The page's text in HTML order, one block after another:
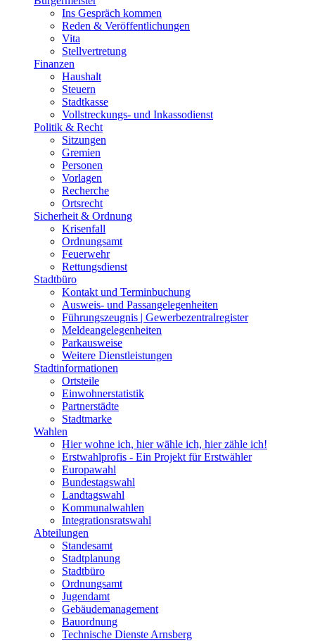
Ins Gespräch kommen
Reden & Veröffentlichungen
Vita
Stellvertretung
Finanzen
Haushalt
Steuern
Stadtkasse
Vollstreckungs- und Inkassodienst
Politik & Recht
Sitzungen
Gremien
Personen
Vorlagen
Recherche
Ortsrecht
Sicherheit & Ordnung
Krisenfall
Ordnungsamt
Feuerwehr
Rettungsdienst
Stadtbüro
Kontakt und Terminbuchung
Ausweis- und Passangelegenheiten
Führungszeugnis | Gewerbezentralregister
Meldeangelegenheiten
Parkausweise
Weitere Dienstleistungen
Stadtinformationen
Ortsteile
Einwohnerstatistik
Partnerstädte
Stadtmarke
Wahlen
Hier wohne ich, hier wähle ich, hier zähle ich!
Erstwahlprofis - Ein Projekt für Erstwähler
Europawahl
Bundestagswahl
Landtagswahl
Kommunalwahlen
Integrationsratswahl
Abteilungen
Standesamt
Stadtplanung
Stadtbüro
Ordnungsamt
Jugendamt
Gebäudemanagement
Bauordnung
Technische Dienste Arnsberg